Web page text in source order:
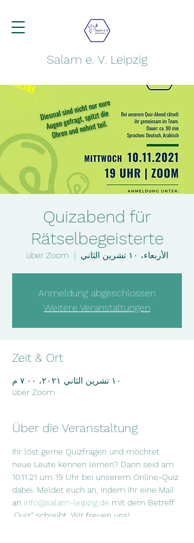
Salam e. V. Leipzig
Quizabend für
Rätselbegeisterte
الأربعاء، ١٠ تشرين الثاني
  |
über Zoom
Anmeldung abgeschlossen
Weitere Veranstaltungen
Zeit & Ort
١٠ تشرين الثاني ٢٠٢١، ٧:٠٠ م
über Zoom
Über die Veranstaltung
Ihr löst gerne Quizfragen und möchtet
neue Leute kennen lernen? Dann seid am
10.11.21 um 19 Uhr bei unserem Online-Quiz
dabei. Meldet euch an, indem ihr eine Mail
an info@salam-leipzig.de mit dem Betreff
„Quiz“ schreibt. Wir freuen uns!